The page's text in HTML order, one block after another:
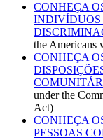
CONHEÇA
INDIVÍDUOS
the Americans
CONHEÇA
under the
Act)
CONHEÇA
PESSOAS